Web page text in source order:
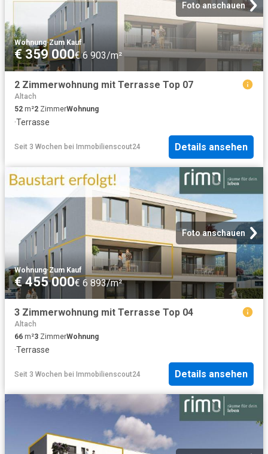
Foto anschauen
Wohnung·Zum Kauf
€ 359 000€ 6 903/m²
2 Zimmerwohnung mit Terrasse Top 07
Altach
52 m²2 ZimmerWohnung
·Terrasse
Seit 3 Wochen bei Immobilienscout24 Details ansehen
Foto anschauen
Wohnung·Zum Kauf
€ 455 000€ 6 893/m²
3 Zimmerwohnung mit Terrasse Top 04
Altach
66 m²3 ZimmerWohnung
·Terrasse
Seit 3 Wochen bei Immobilienscout24 Details ansehen